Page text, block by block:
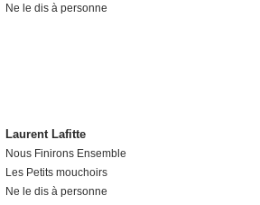
Ne le dis à personne
Laurent Lafitte
Nous Finirons Ensemble
Les Petits mouchoirs
Ne le dis à personne